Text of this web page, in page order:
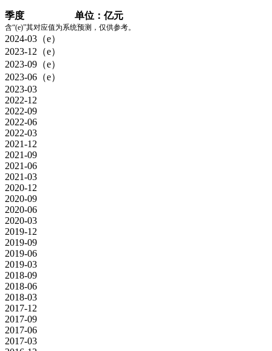
季度 单位：亿元
含“(e)”其对应值为系统预测，仅供参考。
2024-03（e）
2023-12（e）
2023-09（e）
2023-06（e）
2023-03
2022-12
2022-09
2022-06
2022-03
2021-12
2021-09
2021-06
2021-03
2020-12
2020-09
2020-06
2020-03
2019-12
2019-09
2019-06
2019-03
2018-09
2018-06
2018-03
2017-12
2017-09
2017-06
2017-03